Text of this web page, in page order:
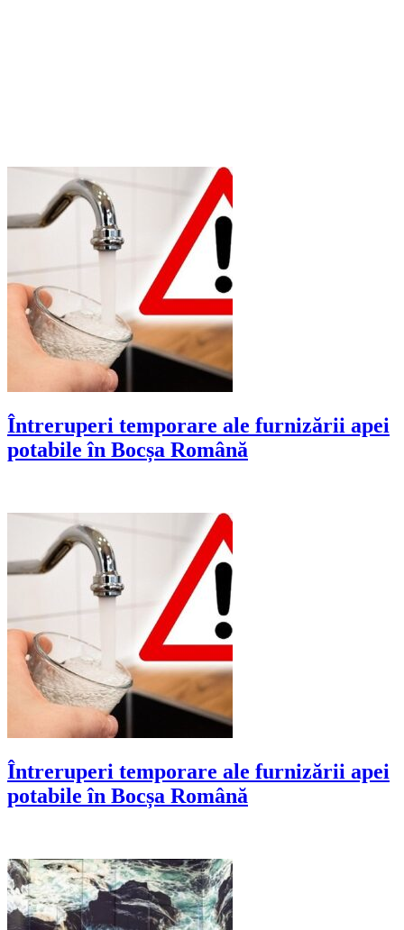
Întreruperi temporare ale furnizării apei
potabile în Bocșa Română
Întreruperi temporare ale furnizării apei
potabile în Bocșa Română